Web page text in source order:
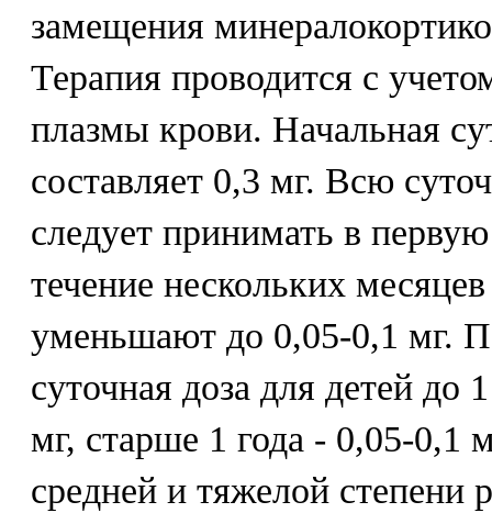
замещения
Терапия проводится с
плазмы крови. Начальная
составляет 0,3 мг. Всю
следует принимать в
течение нескольких
уменьшают до 0,05-0,1 мг.
суточная доза для детей до
мг, старше 1 года - 0,05-0,1
средней и тяжелой степени